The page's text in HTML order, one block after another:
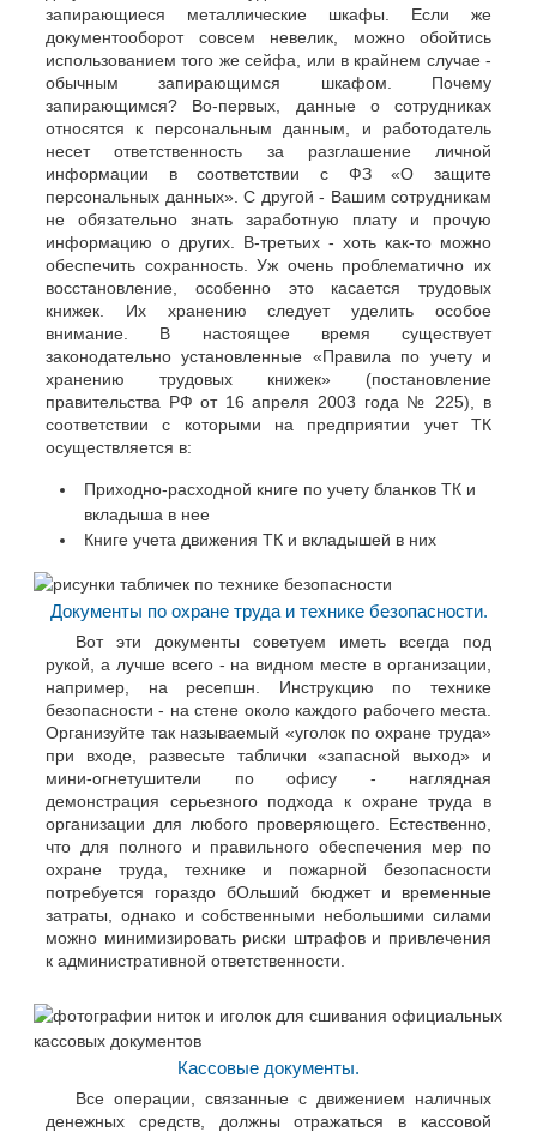
запирающиеся металлические шкафы. Если же
документооборот совсем невелик, можно обойтись
использованием того же сейфа, или в крайнем случае -
обычным запирающимся шкафом. Почему
запирающимся? Во-первых, данные о сотрудниках
относятся к персональным данным, и работодатель
несет ответственность за разглашение личной
информации в соответствии с ФЗ «О защите
персональных данных». С другой - Вашим сотрудникам
не обязательно знать заработную плату и прочую
информацию о других. В-третьих - хоть как-то можно
обеспечить сохранность. Уж очень проблематично их
восстановление, особенно это касается трудовых
книжек. Их хранению следует уделить особое
внимание. В настоящее время существует
законодательно установленные «Правила по учету и
хранению трудовых книжек» (постановление
правительства РФ от 16 апреля 2003 года № 225), в
соответствии с которыми на предприятии учет ТК
осуществляется в:
Приходно-расходной книге по учету бланков ТК и
вкладыша в нее
Книге учета движения ТК и вкладышей в них
Документы по охране труда и технике безопасности.
Вот эти документы советуем иметь всегда под
рукой, а лучше всего - на видном месте в организации,
например, на ресепшн. Инструкцию по технике
безопасности - на стене около каждого рабочего места.
Организуйте так называемый «уголок по охране труда»
при входе, развесьте таблички «запасной выход» и
мини-огнетушители по офису - наглядная
демонстрация серьезного подхода к охране труда в
организации для любого проверяющего. Естественно,
что для полного и правильного обеспечения мер по
охране труда, технике и пожарной безопасности
потребуется гораздо бОльший бюджет и временные
затраты, однако и собственными небольшими силами
можно минимизировать риски штрафов и привлечения
к административной ответственности.
Кассовые документы.
Все операции, связанные с движением наличных
денежных средств, должны отражаться в кассовой